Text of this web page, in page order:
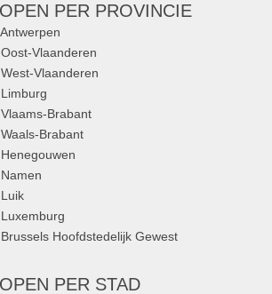
PER PROVINCIE
Vlaanderen
Vlaanderen
Brabant
Brabant
Hoofdstedelijk Gewest
PER STAD